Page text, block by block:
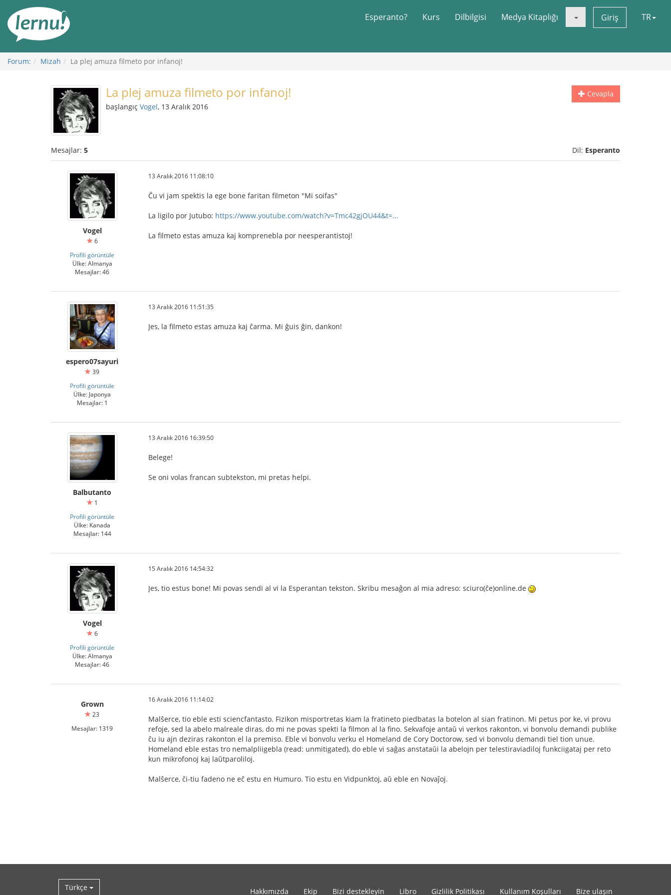
Görüntüleme
Esperanto? Kurs Dilbilgisi Medya Kitaplığı Giriş TR
Forum: Mizah La plej amuza filmeto por infanoj!
Cevapla
La plej amuza filmeto por infanoj!
başlangıç Vogel, 13 Aralık 2016
Mesajlar: 5 Dil: Esperanto
Vogel
6
Profili görüntüle
Ülke: Almanya
Mesajlar: 46
13 Aralık 2016 11:08:10
Ĉu vi jam spektis la ege bone faritan filmeton "Mi soifas"
La ligilo por Jutubo: https://www.youtube.com/watch?v=Tmc42gjOU44&t=...
La filmeto estas amuza kaj komprenebla por neesperantistoj!
espero07sayuri
39
Profili görüntüle
Ülke: Japonya
Mesajlar: 1
13 Aralık 2016 11:51:35
Jes, la filmeto estas amuza kaj ĉarma. Mi ĝuis ĝin, dankon!
Balbutanto
1
Profili görüntüle
Ülke: Kanada
Mesajlar: 144
13 Aralık 2016 16:39:50
Belege!
Se oni volas francan subtekston, mi pretas helpi.
Vogel
6
Profili görüntüle
Ülke: Almanya
Mesajlar: 46
15 Aralık 2016 14:54:32
Jes, tio estus bone! Mi povas sendi al vi la Esperantan tekston. Skribu mesaĝon al mia adreso: sciuro(ĉe)online.de
Grown
23
Mesajlar: 1319
16 Aralık 2016 11:14:02
Malŝerce, tio eble esti sciencfantasto. Fizikon misportretas kiam la fratineto piedbatas la botelon al sian fratinon. Mi petus por ke, vi provu
refoje, sed la abelo malreale diras, do mi ne povas spekti la filmon al la fino. Sekvafoje antaŭ vi verkos rakonton, vi bonvolu demandi publike
ĉu iu ajn deziras rakonton el la premiso. Eble vi bonvolu verku el Homeland de Cory Doctorow, sed vi bonvolu demandi tiel tion unue.
Homeland eble estas tro nemalpliigebla (read: unmitigated), do eble vi saĝas anstataŭi la abelojn per telestiraviadiloj funkciigataj per reto
kun mikrofonoj kaj laŭtparoliloj.
Malŝerce, ĉi-tiu fadeno ne eĉ estu en Humuro. Tio estu en Vidpunktoj, aŭ eble en Novaĵoj.
Türkçe Hakkımızda Ekip Bizi destekleyin Libro Gizlilik Politikası Kullanım Koşulları Bize ulaşın